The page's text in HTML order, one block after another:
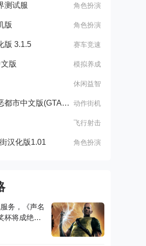
测试服 角色扮演
版 角色扮演
版 3.1.5 赛车竞速
版 模拟养成
休闲益智
侠盗猎车罪恶都市中文版(GTA：SA MOD安装器) 动作街机
飞行射击
汉化版1.01 角色扮演
务，《声名
杯将成绝